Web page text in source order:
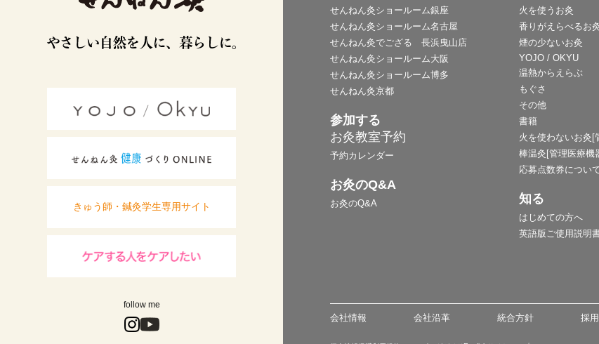
きゅう師・鍼灸学生専用サイト
follow me
せんねん灸ショールーム銀座
せんねん灸ショールーム名古屋
せんねん灸でござる 長浜曳山店
せんねん灸ショールーム大阪
せんねん灸ショールーム博多
せんねん灸京都
参加する
お灸教室予約
予約カレンダー
お灸のQ&A
お灸のQ&A
火を使うお灸
香りがえらべるお
煙の少ないお灸
YOJO / OKYU
温熱からえらぶ
もぐさ
その他
書籍
火を使わないお灸[
棒温灸[管理医療機
応募点数券につい
知る
はじめての方へ
英語版ご使用説明
会社情報 会社沿革 統合方針 採